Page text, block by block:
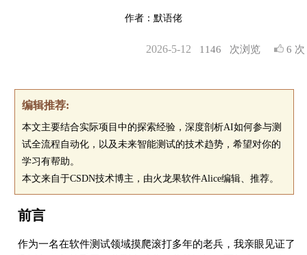
作者：默语佬
1146 次浏览 6 次
2026-5-12
编辑推荐:
本文主要结合实际项目中的探索经验，深度剖析AI如何参与测
试全流程自动化，以及未来智能测试的技术趋势，希望对你的
学习有帮助。
本文来自于CSDN技术博主，由火龙果软件Alice编辑、推荐。
前言
作为一名在软件测试领域摸爬滚打多年的老兵，我亲眼见证了